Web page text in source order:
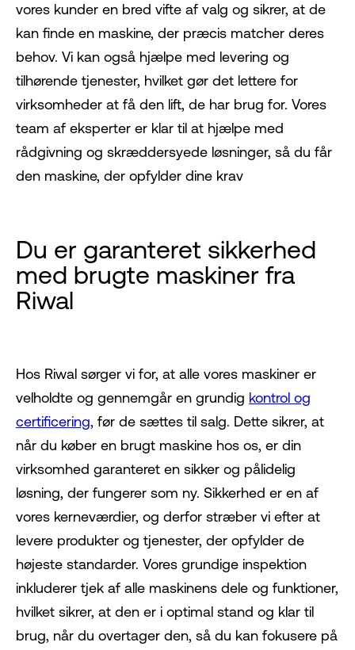
vores kunder en bred vifte af valg og sikrer, at de
kan finde en maskine, der præcis matcher deres
behov. Vi kan også hjælpe med levering og
tilhørende tjenester, hvilket gør det lettere for
virksomheder at få den lift, de har brug for. Vores
team af eksperter er klar til at hjælpe med
rådgivning og skræddersyede løsninger, så du får
den maskine, der opfylder dine krav
Du er garanteret sikkerhed
med brugte maskiner fra
Riwal
Hos Riwal sørger vi for, at alle vores maskiner er
velholdte og gennemgår en grundig kontrol og
certificering, før de sættes til salg. Dette sikrer, at
når du køber en brugt maskine hos os, er din
virksomhed garanteret en sikker og pålidelig
løsning, der fungerer som ny. Sikkerhed er en af
vores kerneværdier, og derfor stræber vi efter at
levere produkter og tjenester, der opfylder de
højeste standarder. Vores grundige inspektion
inkluderer tjek af alle maskinens dele og funktioner,
hvilket sikrer, at den er i optimal stand og klar til
brug, når du overtager den, så du kan fokusere på